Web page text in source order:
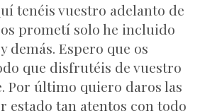
tenéis vuestro adelanto de
prometí solo he incluido
demás. Espero que os
que disfrutéis de vuestro
Por último quiero daros las
estado tan atentos con todo